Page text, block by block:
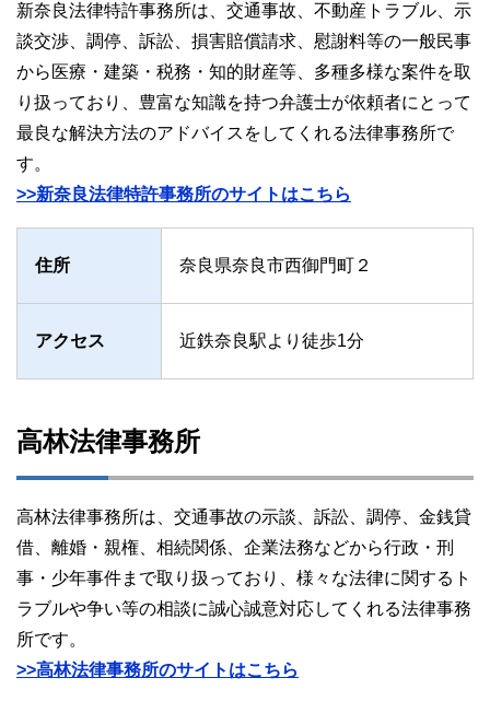
新奈良法律特許事務所は、交通事故、不動産トラブル、示
談交渉、調停、訴訟、損害賠償請求、慰謝料等の一般民事
から医療・建築・税務・知的財産等、多種多様な案件を取
り扱っており、豊富な知識を持つ弁護士が依頼者にとって
最良な解決方法のアドバイスをしてくれる法律事務所で
す。
>>新奈良法律特許事務所のサイトはこちら
住所 奈良県奈良市西御門町２
アクセス 近鉄奈良駅より徒歩1分
高林法律事務所
高林法律事務所は、交通事故の示談、訴訟、調停、金銭貸
借、離婚・親権、相続関係、企業法務などから行政・刑
事・少年事件まで取り扱っており、様々な法律に関するト
ラブルや争い等の相談に誠心誠意対応してくれる法律事務
所です。
>>高林法律事務所のサイトはこちら